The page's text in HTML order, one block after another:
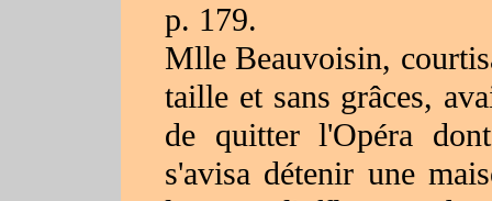
p. 179.
Mlle Beauvoisin,
taille et sans grâces,
de quitter l'Opéra
s'avisa détenir une